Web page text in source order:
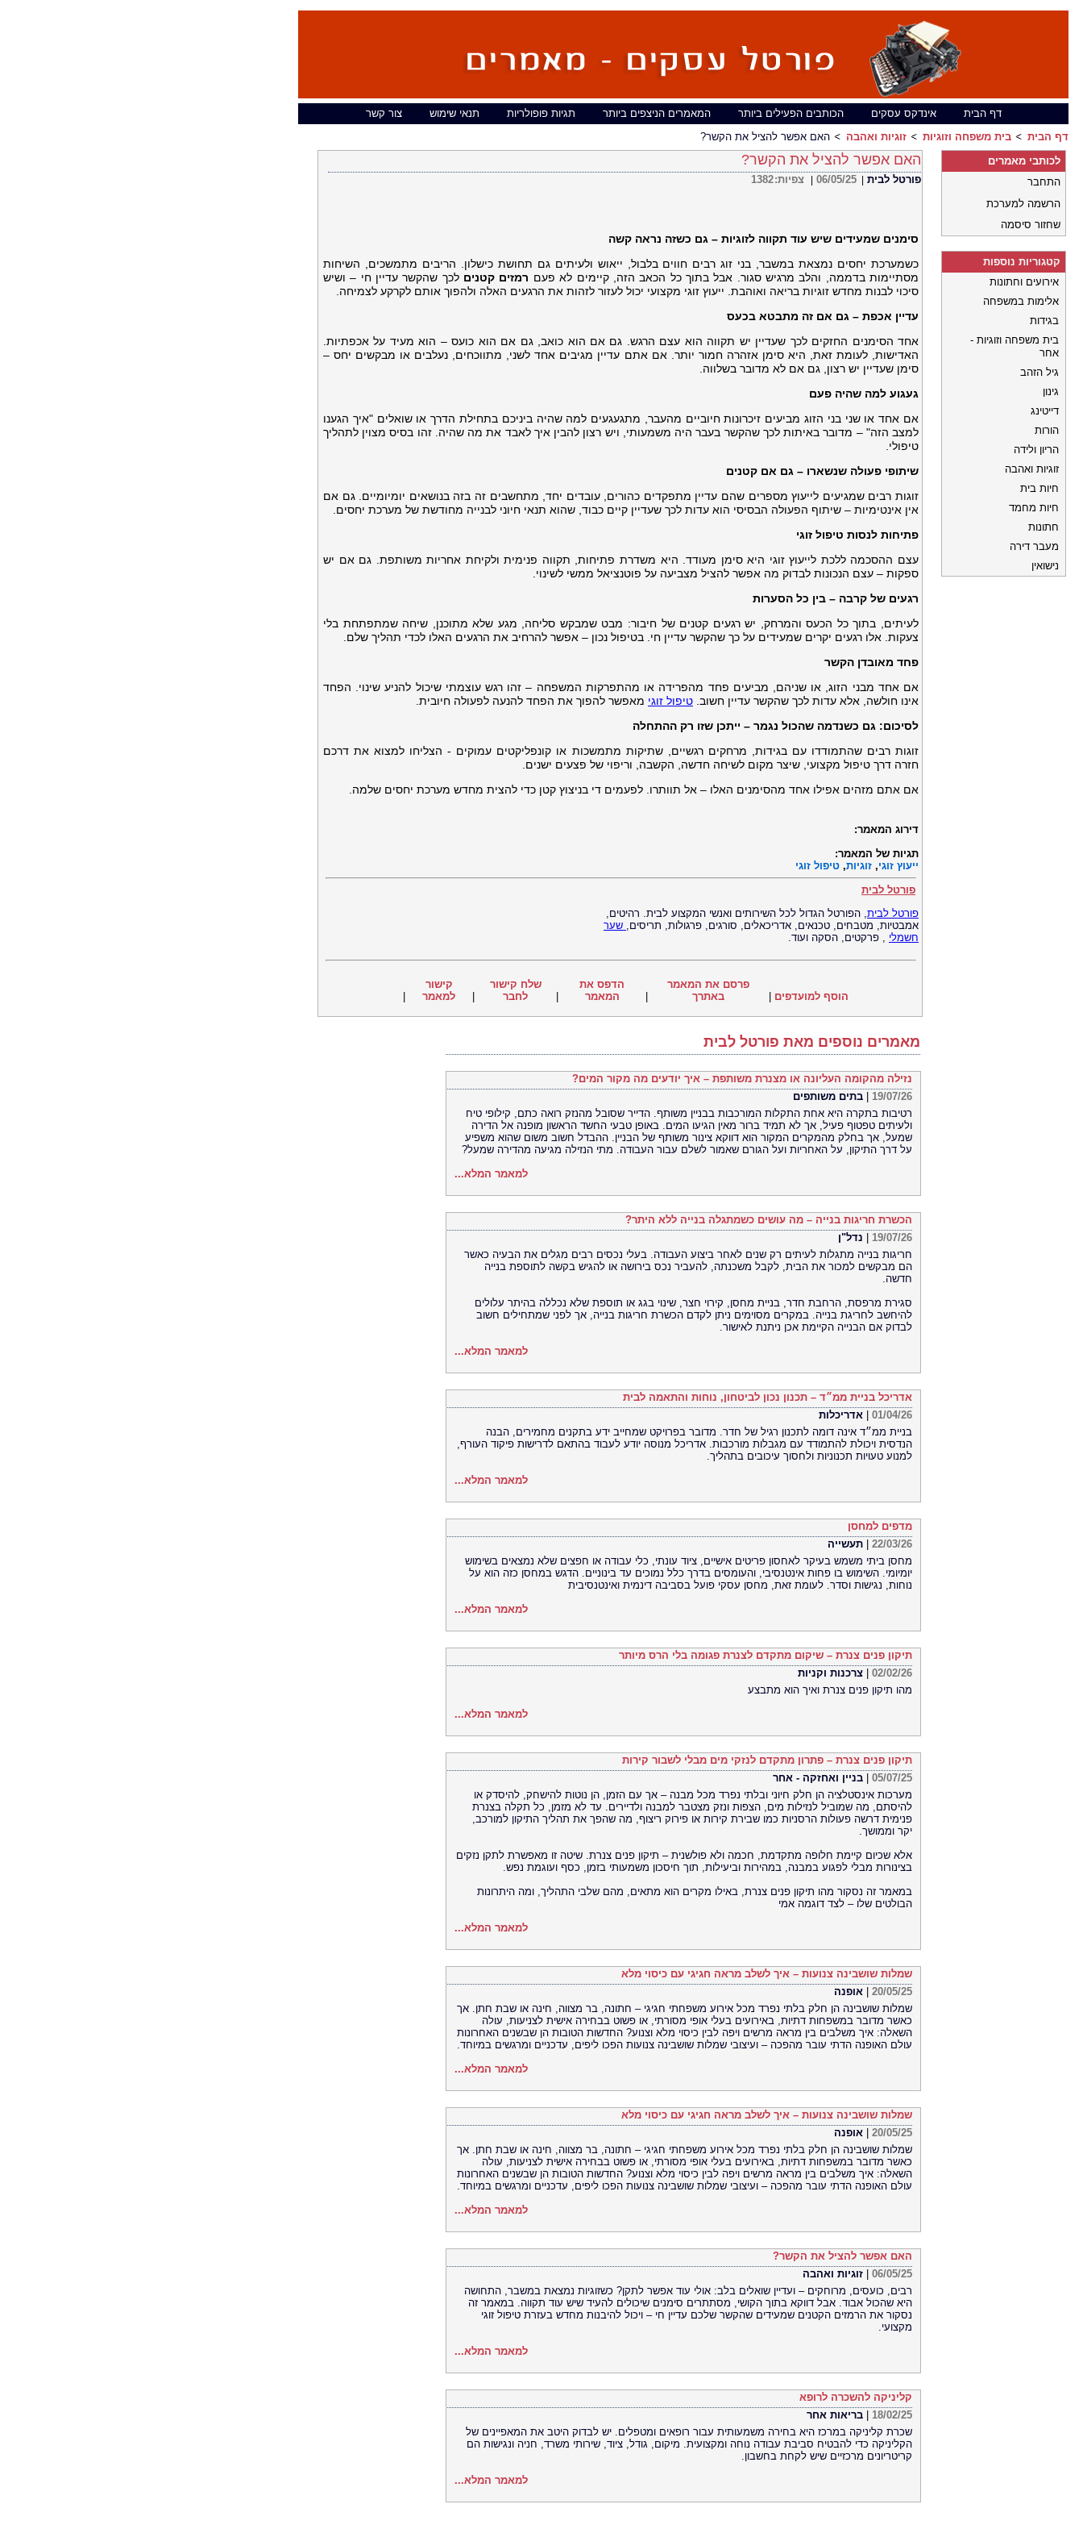
דף הבית אינדקס עסקים הכותבים הפעילים ביותר המאמרים הניצפים ביותר תגיות פופולריות תנאי שימוש
צור קשר
דף הבית
בית משפחה וזוגיות זוגיות ואהבה האם אפשר להציל את הקשר?
האם אפשר להציל את הקשר?
פורטל לבית 06/05/25 צפיות:1382
סימנים שמעידים שיש עוד תקווה לזוגיות – גם כשזה נראה קשה
כשמערכת יחסים נמצאת במשבר, בני זוג רבים חווים בלבול, ייאוש ולעיתים גם תחושת כישלון. הריבים מתמשכים, השיחות
מסתיימות בדממה, והלב מרגיש סגור. אבל בתוך כל הכאב הזה, קיימים לא פעם רמזים קטנים לכך שהקשר עדיין חי – ושיש
סיכוי לבנות מחדש זוגיות בריאה ואוהבת. ייעוץ זוגי מקצועי יכול לעזור לזהות את הרגעים האלה ולהפוך אותם לקרקע לצמיחה.
עדיין אכפת – גם אם זה מתבטא בכעס
אחד הסימנים החזקים לכך שעדיין יש תקווה הוא עצם הרגש. גם אם הוא כואב, גם אם הוא כועס – הוא מעיד על אכפתיות.
האדישות, לעומת זאת, היא סימן אזהרה חמור יותר. אם אתם עדיין מגיבים אחד לשני, מתווכחים, נעלבים או מבקשים יחס –
סימן שעדיין יש רצון, גם אם לא מדובר בשלווה.
געגוע למה שהיה פעם
אם אחד או שני בני הזוג מביעים זיכרונות חיוביים מהעבר, מתגעגעים למה שהיה ביניכם בתחילת הדרך או שואלים "איך הגענו
למצב הזה" – מדובר באיתות לכך שהקשר בעבר היה משמעותי, ויש רצון להבין איך לאבד את מה שהיה. זהו בסיס מצוין לתהליך
טיפולי.
שיתופי פעולה שנשארו – גם אם קטנים
זוגות רבים שמגיעים לייעוץ מספרים שהם עדיין מתפקדים כהורים, עובדים יחד, מתחשבים זה בזה בנושאים יומיומיים. גם אם
אין אינטימיות – שיתוף הפעולה הבסיסי הוא עדות לכך שעדיין קיים כבוד, שהוא תנאי חיוני לבנייה מחודשת של מערכת יחסים.
פתיחות לנסות טיפול זוגי
עצם ההסכמה ללכת לייעוץ זוגי היא סימן מעודד. היא משדרת פתיחות, תקווה פנימית ולקיחת אחריות משותפת. גם אם יש
ספקות – עצם הנכונות לבדוק מה אפשר להציל מצביעה על פוטנציאל ממשי לשינוי.
רגעים של קרבה – בין כל הסערות
לעיתים, בתוך כל הכעס והמרחק, יש רגעים קטנים של חיבור: מבט שמבקש סליחה, מגע שלא מתוכנן, שיחה שמתפתחת בלי
צעקות. אלו רגעים יקרים שמעידים על כך שהקשר עדיין חי. בטיפול נכון – אפשר להרחיב את הרגעים האלו לכדי תהליך שלם.
פחד מאובדן הקשר
אם אחד מבני הזוג, או שניהם, מביעים פחד מהפרידה או מהתפרקות המשפחה – זהו רגש עוצמתי שיכול להניע שינוי. הפחד
אינו חולשה, אלא עדות לכך שהקשר עדיין חשוב. טיפול זוגי מאפשר להפוך את הפחד להנעה לפעולה חיובית.
לסיכום: גם כשנדמה שהכול נגמר – ייתכן שזו רק ההתחלה
זוגות רבים שהתמודדו עם בגידות, מרחקים רגשיים, שתיקות מתמשכות או קונפליקטים עמוקים - הצליחו למצוא את דרכם
חזרה דרך טיפול מקצועי, שיצר מקום לשיחה חדשה, הקשבה, וריפוי של פצעים ישנים.
אם אתם מזהים אפילו אחד מהסימנים האלו – אל תוותרו. לפעמים די בניצוץ קטן כדי להצית מחדש מערכת יחסים שלמה.
דירוג המאמר:
תגיות של המאמר:
ייעוץ זוגי, זוגיות, טיפול זוגי
פורטל לבית
פורטל לבית , הפורטל הגדול לכל השירותים ואנשי המקצוע לבית. רהיטים,
אמבטיות, מטבחים, טכנאים, אדריכאלים, סורגים, פרגולות, תריסים, שער
חשמלי , פרקטים, הסקה ועוד.
הוסף למועדפים
פרסם את המאמר
באתרך
הדפס את
המאמר
שלח קישור
לחבר
קישור
למאמר
מאמרים נוספים מאת פורטל לבית
נזילה מהקומה העליונה או מצנרת משותפת – איך יודעים מה מקור המים?
19/07/26
בתים משותפים
רטיבות בתקרה היא אחת התקלות המורכבות בבניין משותף. הדייר שסובל מהנזק רואה כתם, קילופי טיח
ולעיתים טפטוף פעיל, אך לא תמיד ברור מאין הגיעו המים. באופן טבעי החשד הראשון מופנה אל הדירה
שמעל, אך בחלק מהמקרים המקור הוא דווקא צינור משותף של הבניין. ההבדל חשוב משום שהוא משפיע
על דרך התיקון, על האחריות ועל הגורם שאמור לשלם עבור העבודה. מתי הנזילה מגיעה מהדירה שמעל?
למאמר המלא...
הכשרת חריגות בנייה – מה עושים כשמתגלה בנייה ללא היתר?
19/07/26
נדל"ן
חריגות בנייה מתגלות לעיתים רק שנים לאחר ביצוע העבודה. בעלי נכסים רבים מגלים את הבעיה כאשר
הם מבקשים למכור את הבית, לקבל משכנתה, להעביר נכס בירושה או להגיש בקשה לתוספת בנייה
חדשה.
סגירת מרפסת, הרחבת חדר, בניית מחסן, קירוי חצר, שינוי בגג או תוספת שלא נכללה בהיתר עלולים
להיחשב לחריגת בנייה. במקרים מסוימים ניתן לקדם הכשרת חריגות בנייה, אך לפני שמתחילים חשוב
לבדוק אם הבנייה הקיימת אכן ניתנת לאישור.
למאמר המלא...
אדריכל בניית ממ״ד – תכנון נכון לביטחון, נוחות והתאמה לבית
01/04/26
אדריכלות
בניית ממ״ד אינה דומה לתכנון רגיל של חדר. מדובר בפרויקט שמחייב ידע בתקנים מחמירים, הבנה
הנדסית ויכולת להתמודד עם מגבלות מורכבות. אדריכל מנוסה יודע לעבוד בהתאם לדרישות פיקוד העורף,
למנוע טעויות תכנוניות ולחסוך עיכובים בתהליך.
למאמר המלא...
מדפים למחסן
22/03/26
תעשייה
מחסן ביתי משמש בעיקר לאחסון פריטים אישיים, ציוד עונתי, כלי עבודה או חפצים שלא נמצאים בשימוש
יומיומי. השימוש בו פחות אינטנסיבי, והעומסים בדרך כלל נמוכים עד בינוניים. הדגש במחסן כזה הוא על
נוחות, נגישות וסדר. לעומת זאת, מחסן עסקי פועל בסביבה דינמית ואינטנסיבית
למאמר המלא...
תיקון פנים צנרת – שיקום מתקדם לצנרת פגומה בלי הרס מיותר
02/02/26
צרכנות וקניות
מהו תיקון פנים צנרת ואיך הוא מתבצע
למאמר המלא...
תיקון פנים צנרת – פתרון מתקדם לנזקי מים מבלי לשבור קירות
05/07/25
בניין ואחזקה - אחר
מערכות אינסטלציה הן חלק חיוני ובלתי נפרד מכל מבנה – אך עם הזמן, הן נוטות להישחק, להיסדק או
להיסתם, מה שמוביל לנזילות מים, הצפות ונזק מצטבר למבנה ולדיירים. עד לא מזמן, כל תקלה בצנרת
פנימית דרשה פעולות הרסניות כמו שבירת קירות או פירוק ריצוף, מה שהפך את תהליך התיקון למורכב,
יקר וממושך.
אלא שכיום קיימת חלופה מתקדמת, חכמה ולא פולשנית – תיקון פנים צנרת. שיטה זו מאפשרת לתקן נזקים
בצינורות מבלי לפגוע במבנה, במהירות וביעילות, תוך חיסכון משמעותי בזמן, כסף ועוגמת נפש.
במאמר זה נסקור מהו תיקון פנים צנרת, באילו מקרים הוא מתאים, מהם שלבי התהליך, ומה היתרונות
הבולטים שלו – לצד דוגמה אמי
למאמר המלא...
שמלות שושבינה צנועות – איך לשלב מראה חגיגי עם כיסוי מלא
20/05/25
אופנה
שמלות שושבינה הן חלק בלתי נפרד מכל אירוע משפחתי חגיגי – חתונה, בר מצווה, חינה או שבת חתן. אך
כאשר מדובר במשפחות דתיות, באירועים בעלי אופי מסורתי, או פשוט בבחירה אישית לצניעות, עולה
השאלה: איך משלבים בין מראה מרשים ויפה לבין כיסוי מלא וצנוע? החדשות הטובות הן שבשנים האחרונות
עולם האופנה הדתי עובר מהפכה – ועיצובי שמלות שושבינה צנועות הפכו ליפים, עדכניים ומרגשים במיוחד.
למאמר המלא...
שמלות שושבינה צנועות – איך לשלב מראה חגיגי עם כיסוי מלא
20/05/25
אופנה
שמלות שושבינה הן חלק בלתי נפרד מכל אירוע משפחתי חגיגי – חתונה, בר מצווה, חינה או שבת חתן. אך
כאשר מדובר במשפחות דתיות, באירועים בעלי אופי מסורתי, או פשוט בבחירה אישית לצניעות, עולה
השאלה: איך משלבים בין מראה מרשים ויפה לבין כיסוי מלא וצנוע? החדשות הטובות הן שבשנים האחרונות
עולם האופנה הדתי עובר מהפכה – ועיצובי שמלות שושבינה צנועות הפכו ליפים, עדכניים ומרגשים במיוחד.
למאמר המלא...
האם אפשר להציל את הקשר?
06/05/25
זוגיות ואהבה
רבים, כועסים, מרוחקים – ועדיין שואלים בלב: אולי עוד אפשר לתקן? כשזוגיות נמצאת במשבר, התחושה
היא שהכול אבוד. אבל דווקא בתוך הקושי, מסתתרים סימנים שיכולים להעיד שיש עוד תקווה. במאמר זה
נסקור את הרמזים הקטנים שמעידים שהקשר שלכם עדיין חי – ויכול להיבנות מחדש בעזרת טיפול זוגי
מקצועי.
למאמר המלא...
קליניקה להשכרה לרופא
18/02/25
בריאות אחר
שכרת קליניקה במרכז היא בחירה משמעותית עבור רופאים ומטפלים. יש לבדוק היטב את המאפיינים של
הקליניקה כדי להבטיח סביבת עבודה נוחה ומקצועית. מיקום, גודל, ציוד, שירותי משרד, חניה ונגישות הם
קריטריונים מרכזיים שיש לקחת בחשבון.
למאמר המלא...
לכותבי מאמרים
התחבר
הרשמה למערכת
שחזור סיסמה
קטגוריות נוספות
אירועים וחתונות
אלימות במשפחה
בגידות
בית משפחה וזוגיות -
אחר
גיל הזהב
גינון
דייטינג
הורות
הריון ולידה
זוגיות ואהבה
חיות בית
חיות מחמד
חתונות
מעבר דירה
נישואין